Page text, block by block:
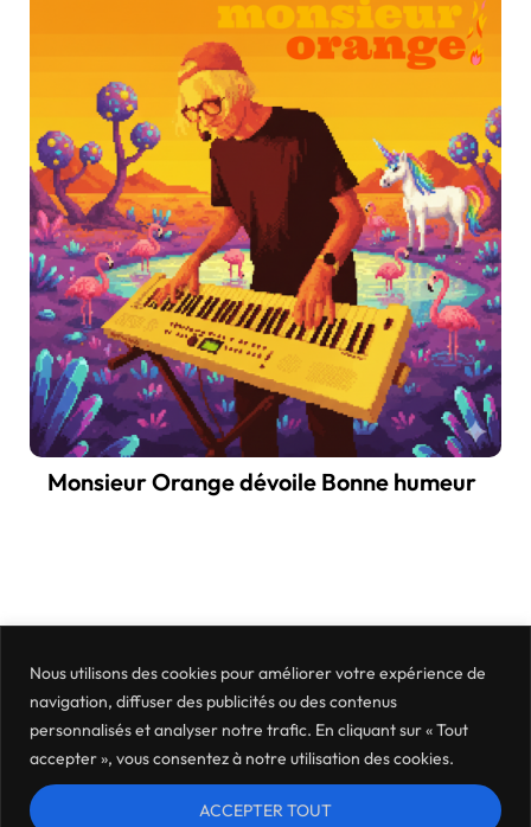
Nous utilisons des cookies pour améliorer votre expérience de
navigation, diffuser des publicités ou des contenus
personnalisés et analyser notre trafic. En cliquant sur « Tout
accepter », vous consentez à notre utilisation des cookies.
ACCEPTER TOUT
Monsieur Orange dévoile Bonne humeur